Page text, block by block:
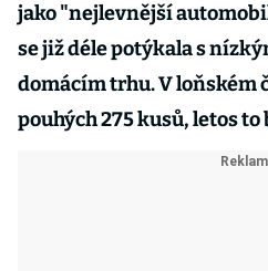
jako "nejlevnější
se již déle potýkala s
domácím trhu. V loňském
pouhých 275 kusů, letos to